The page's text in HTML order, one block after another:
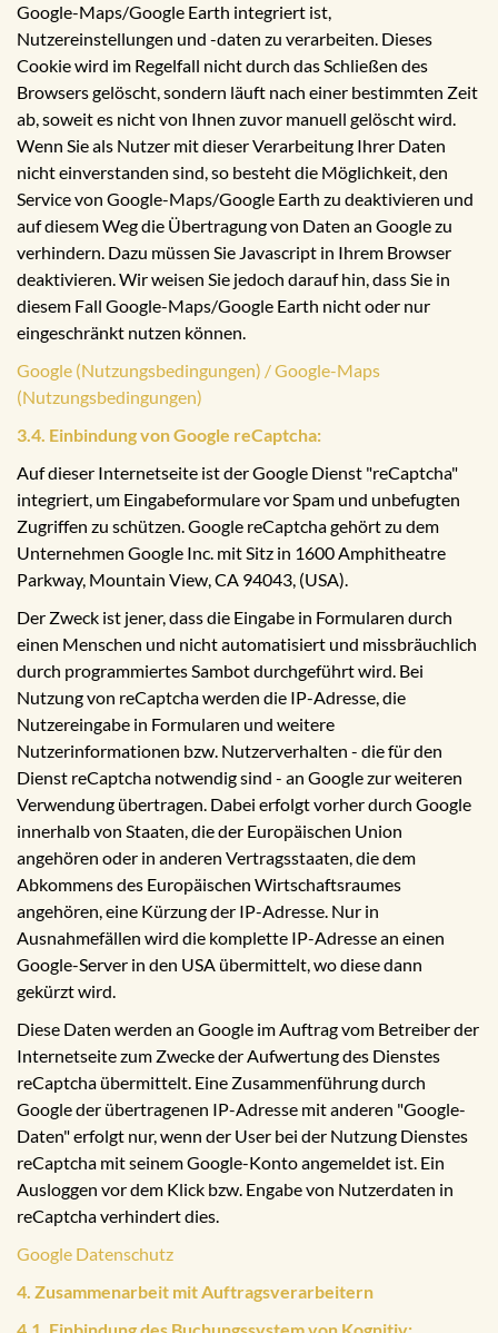
Google-Maps/Google Earth integriert ist,
Nutzereinstellungen und -daten zu verarbeiten. Dieses
Cookie wird im Regelfall nicht durch das Schließen des
Browsers gelöscht, sondern läuft nach einer bestimmten Zeit
ab, soweit es nicht von Ihnen zuvor manuell gelöscht wird.
Wenn Sie als Nutzer mit dieser Verarbeitung Ihrer Daten
nicht einverstanden sind, so besteht die Möglichkeit, den
Service von Google-Maps/Google Earth zu deaktivieren und
auf diesem Weg die Übertragung von Daten an Google zu
verhindern. Dazu müssen Sie Javascript in Ihrem Browser
deaktivieren. Wir weisen Sie jedoch darauf hin, dass Sie in
diesem Fall Google-Maps/Google Earth nicht oder nur
eingeschränkt nutzen können.
Google (Nutzungsbedingungen) / Google-Maps
(Nutzungsbedingungen)
3.4. Einbindung von Google reCaptcha:
Auf dieser Internetseite ist der Google Dienst "reCaptcha"
integriert, um Eingabeformulare vor Spam und unbefugten
Zugriffen zu schützen. Google reCaptcha gehört zu dem
Unternehmen Google Inc. mit Sitz in 1600 Amphitheatre
Parkway, Mountain View, CA 94043, (USA).
Der Zweck ist jener, dass die Eingabe in Formularen durch
einen Menschen und nicht automatisiert und missbräuchlich
durch programmiertes Sambot durchgeführt wird. Bei
Nutzung von reCaptcha werden die IP-Adresse, die
Nutzereingabe in Formularen und weitere
Nutzerinformationen bzw. Nutzerverhalten - die für den
Dienst reCaptcha notwendig sind - an Google zur weiteren
Verwendung übertragen. Dabei erfolgt vorher durch Google
innerhalb von Staaten, die der Europäischen Union
angehören oder in anderen Vertragsstaaten, die dem
Abkommens des Europäischen Wirtschaftsraumes
angehören, eine Kürzung der IP-Adresse. Nur in
Ausnahmefällen wird die komplette IP-Adresse an einen
Google-Server in den USA übermittelt, wo diese dann
gekürzt wird.
Diese Daten werden an Google im Auftrag vom Betreiber der
Internetseite zum Zwecke der Aufwertung des Dienstes
reCaptcha übermittelt. Eine Zusammenführung durch
Google der übertragenen IP-Adresse mit anderen "Google-
Daten" erfolgt nur, wenn der User bei der Nutzung Dienstes
reCaptcha mit seinem Google-Konto angemeldet ist. Ein
Ausloggen vor dem Klick bzw. Engabe von Nutzerdaten in
reCaptcha verhindert dies.
Google Datenschutz
4. Zusammenarbeit mit Auftragsverarbeitern